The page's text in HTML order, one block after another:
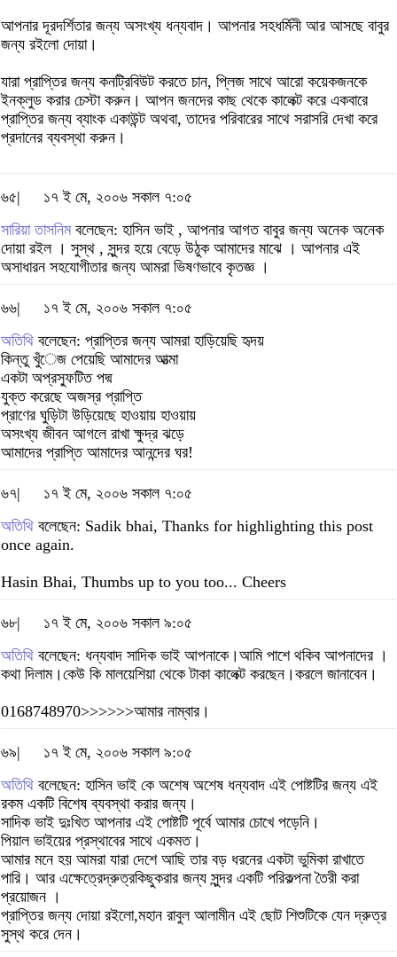
আপনার দূরদর্শিতার জন্য অসংখ্য ধন্যবাদ। আপনার সহধর্মিনী আর আসছে বাবুর
জন্য রইলো দোয়া।
যারা প্রাপ্তির জন্য কনট্রিবিউট করতে চান, প্লিজ সাথে আরো কয়েকজনকে
ইনক্লুড করার চেস্টা করুন। আপন জনদের কাছ থেকে কালেক্ট করে একবারে
প্রাপ্তির জন্য ব্যাংক একাউন্ট অথবা, তাদের পরিবারের সাথে সরাসরি দেখা করে
প্রদানের ব্যবস্থা করুন।
৬৫|
১৭ ই মে, ২০০৬ সকাল ৭:০৫
সারিয়া তাসনিমবলেছেন: হাসিন ভাই , আপনার আগত বাবুর জন্য অনেক অনেক
দোয়া রইল । সুস্থ , সুন্দর হয়ে বেড়ে উঠুক আমাদের মাঝে । আপনার এই
অসাধারন সহযোগীতার জন্য আমরা ভিষণভাবে কৃতজ্ঞ ।
৬৬|
১৭ ই মে, ২০০৬ সকাল ৭:০৫
অতিথি বলেছেন: প্রাপ্তির জন্য আমরা হাড়িয়েছি হৃদয়
কিন্তু খুঁেজ পেয়েছি আমাদের আত্মা
একটা অপ্রস্ফুটিত পদ্ম
যুক্ত করেছে অজস্র প্রাপ্তি
প্রাণের ঘুড়িটা উড়িয়েছে হাওয়ায় হাওয়ায়
অসংখ্য জীবন আগলে রাখা ক্ষুদ্র ঝড়ে
আমাদের প্রাপ্তি আমাদের আনন্দের ঘর!
৬৭|
১৭ ই মে, ২০০৬ সকাল ৭:০৫
অতিথি বলেছেন: Sadik bhai, Thanks for highlighting this post
once again.
Hasin Bhai, Thumbs up to you too... Cheers
৬৮|
১৭ ই মে, ২০০৬ সকাল ৯:০৫
অতিথি বলেছেন: ধন্যবাদ সাদিক ভাই আপনাকে।আমি পাশে থকিব আপনাদের ।
কথা দিলাম।কেউ কি মালয়েশিয়া থেকে টাকা কালেক্ট করছেন।করলে জানাবেন।
0168748970>>>>>>আমার নাম্বার।
৬৯|
১৭ ই মে, ২০০৬ সকাল ৯:০৫
অতিথি বলেছেন: হাসিন ভাই কে অশেষ অশেষ ধন্যবাদ এই পোষ্টটির জন্য এই
রকম একটি বিশেষ ব্যবস্থা করার জন্য।
সাদিক ভাই দুঃখিত আপনার এই পোষ্টটি পূর্বে আমার চোখে পড়েনি।
পিয়াল ভাইয়ের প্রস্থাবের সাথে একমত।
আমার মনে হয় আমরা যারা দেশে আছি তার বড় ধরনের একটা ভুমিকা রাখাতে
পারি। আর এক্ষেত্রেদ্রুত্রকিছুকরার জন্য সুন্দর একটি পরিকল্পনা তৈরী করা
প্রয়োজন ।
প্রাপ্তির জন্য দোয়া রইলো,মহান রাবুল আলামীন এই ছোট শিশুটিকে যেন দ্রুত্র
সুস্থ করে দেন।